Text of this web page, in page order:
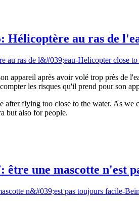
Hélicoptère au ras de
appareil après avoir volé trop près de
les risques qu'il prend pour son
after flying too close to the water. As
but also for people.
être une mascotte n'est